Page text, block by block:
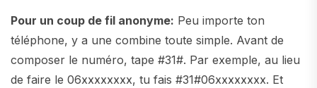
Pour un coup de fil anonyme: Peu importe ton
téléphone, y a une combine toute simple. Avant de
composer le numéro, tape #31#. Par exemple, au lieu
de faire le 06xxxxxxxx, tu fais #31#06xxxxxxxx. Et